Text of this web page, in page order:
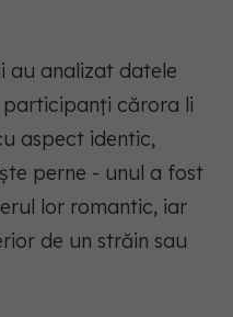
au analizat datele
participanți cărora li
aspect identic,
perne - unul a fost
lor romantic, iar
de un străin sau